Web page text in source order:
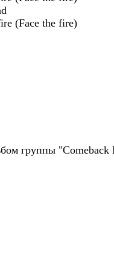
(Face the fire)
группы "Comeback